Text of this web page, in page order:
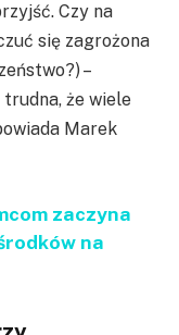
Czy na
się zagrożona
–
że wiele
Marek
zaczyna
na